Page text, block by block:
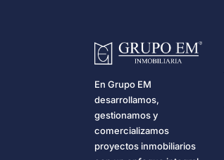
En Grupo EM
desarrollamos,
gestionamos y
comercializamos
proyectos inmobiliarios